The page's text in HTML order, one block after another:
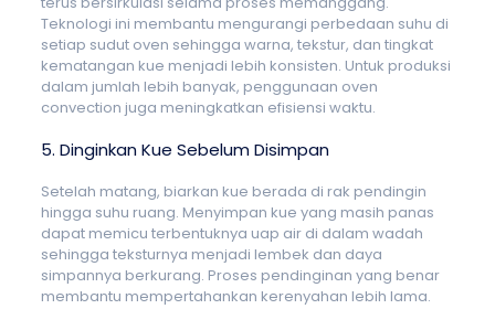
Teknologi ini membantu mengurangi perbedaan suhu di
setiap sudut oven sehingga warna, tekstur, dan tingkat
kematangan kue menjadi lebih konsisten. Untuk produksi
dalam jumlah lebih banyak, penggunaan oven
convection juga meningkatkan efisiensi waktu.
5. Dinginkan Kue Sebelum Disimpan
Setelah matang, biarkan kue berada di rak pendingin
hingga suhu ruang. Menyimpan kue yang masih panas
dapat memicu terbentuknya uap air di dalam wadah
sehingga teksturnya menjadi lembek dan daya
simpannya berkurang. Proses pendinginan yang benar
membantu mempertahankan kerenyahan lebih lama.